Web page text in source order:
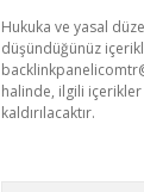
Hukuka ve yasal
düşündüğünüz
halinde, ilgili
kaldırılacaktır.